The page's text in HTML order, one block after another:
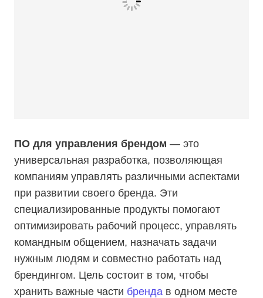
ПО для управления брендом — это
универсальная разработка, позволяющая
компаниям управлять различными аспектами
при развитии своего бренда. Эти
специализированные продукты помогают
оптимизировать рабочий процесс, управлять
командным общением, назначать задачи
нужным людям и совместно работать над
брендингом. Цель состоит в том, чтобы
хранить важные части бренда в одном месте